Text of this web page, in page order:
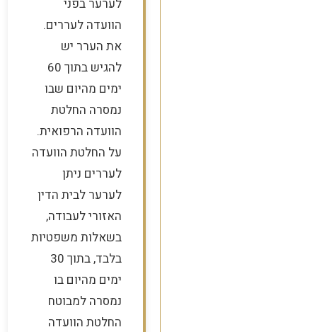
לערער בפני
הוועדה לעררים.
את הערר יש
להגיש בתוך 60
ימים מהיום שבו
נמסרה החלטת
הוועדה הרפואית.
על החלטת הוועדה
לעררים ניתן
לערער לבית הדין
האזורי לעבודה,
בשאלות משפטיות
בלבד, בתוך 30
ימים מהיום בו
נמסרה למבוטח
החלטת הוועדה